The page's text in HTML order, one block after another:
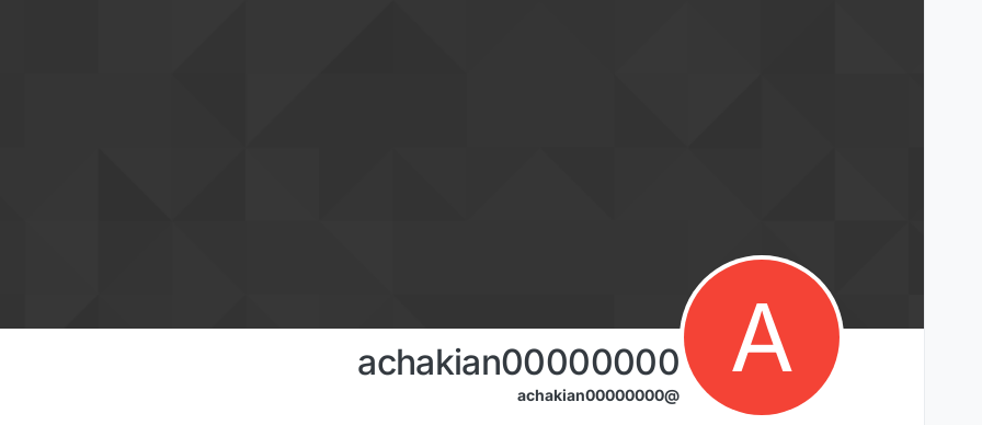
A
achakian00000000
@achakian00000000